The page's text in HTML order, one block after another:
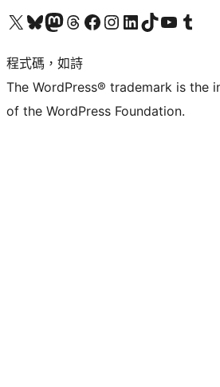
查看我們的 X (之前的 Twitter) 帳號造訪我們的 Bluesky 帳號造訪我們的 Mastodon 帳號造訪我們的 Threads 帳號 造訪我們的 Facebook 粉絲專頁Visit our Instagram account
Visit our LinkedIn account
造訪我們的 TikTok 帳號Visit our YouTube channel
造訪我們的 Tumblr 帳號
程式碼，如詩
The WordPress® trademark is the
of the WordPress Foundation.